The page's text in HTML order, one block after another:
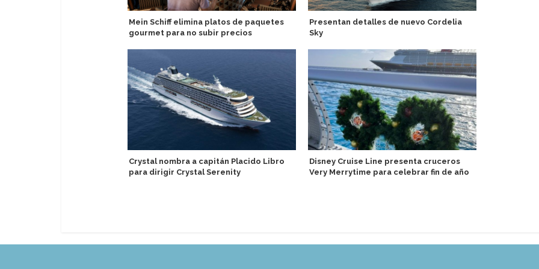
Mein Schiff elimina platos de paquetes
gourmet para no subir precios
Crystal nombra a capitán Placido Libro
para dirigir Crystal Serenity
Presentan detalles de nuevo Cordelia
Sky
Disney Cruise Line presenta cruceros
Very Merrytime para celebrar fin de año